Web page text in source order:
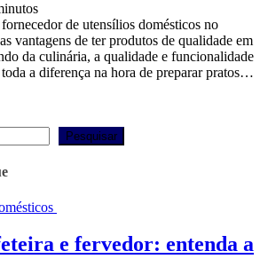
de utensílios domésticos no
vantagens de ter produtos de qualidade em
da culinária, a qualidade e funcionalidade
a diferença na hora de preparar pratos…
Pesquisar
e fervedor: entenda a